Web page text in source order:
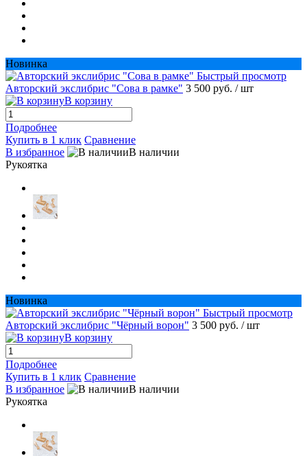
Новинка
Быстрый просмотр
Авторский экслибрис "Сова в рамке" 3 500 руб. / шт
В корзину
Подробнее
Купить в 1 клик Сравнение
В избранное
В наличии
Рукоятка
Новинка
Быстрый просмотр
Авторский экслибрис "Чёрный ворон" 3 500 руб. / шт
В корзину
Подробнее
Купить в 1 клик Сравнение
В избранное
В наличии
Рукоятка